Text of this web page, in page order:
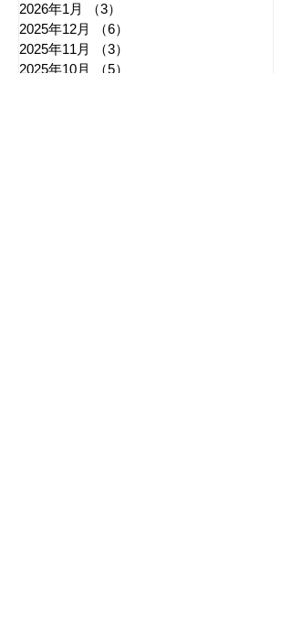
2026年1月
（3）
2025年12月
（6）
2025年11月
（3）
2025年10月
（5）